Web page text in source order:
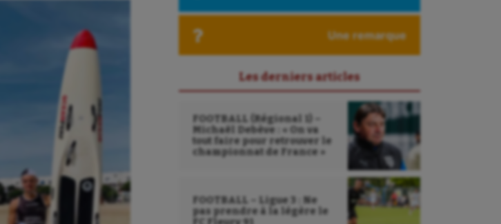
Une remarque
Les derniers articles
FOOTBALL (Régional 1) –
Michaël Debève : « On va
tout faire pour retrouver le
championnat de France »
FOOTBALL – Ligue 3 : Ne
pas prendre à la légère le